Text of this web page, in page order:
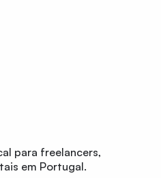
para freelancers,
em Portugal.